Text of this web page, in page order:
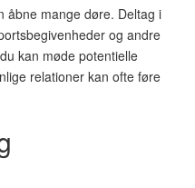
mange døre. Deltag i
og andre
kan møde potentielle
relationer kan ofte føre